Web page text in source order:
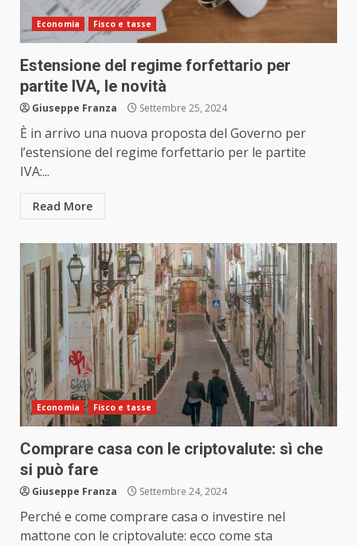
Economia Fisco e tasse
Estensione del regime forfettario per
partite IVA, le novità
Giuseppe Franza Settembre 25, 2024
È in arrivo una nuova proposta del Governo per
l’estensione del regime forfettario per le partite
IVA:...
Read More
Economia Fisco e tasse
Comprare casa con le criptovalute: sì che
si può fare
Giuseppe Franza Settembre 24, 2024
Perché e come comprare casa o investire nel
mattone con le criptovalute: ecco come sta